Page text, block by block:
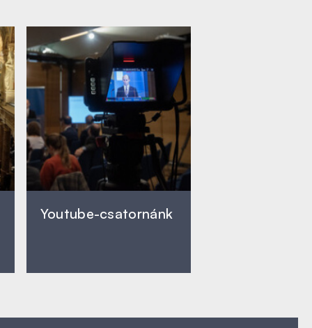
Youtube-csatornánk